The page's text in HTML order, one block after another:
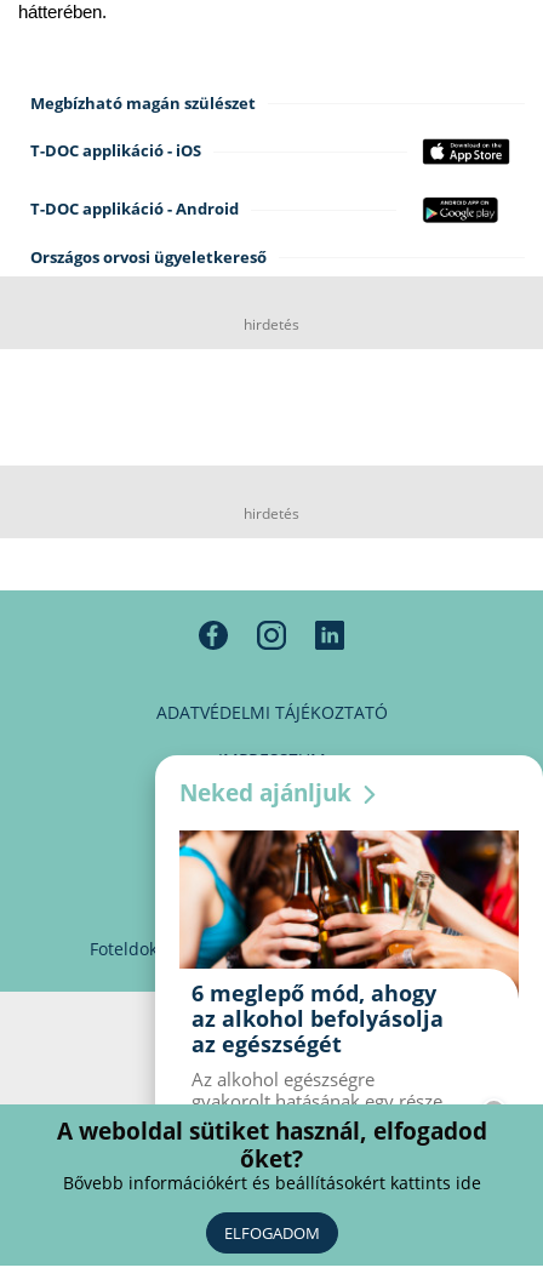
hátterében.
Megbízható magán szülészet
T-DOC applikáció - iOS
T-DOC applikáció - Android
Országos orvosi ügyeletkereső
hirdetés
hirdetés
ADATVÉDELMI TÁJÉKOZTATÓ
IMPRESSZUM
MÉDIAAJÁNLAT
PARTNEREINK
KAPCSOLAT
Foteldoki info@foteldoki.hu Süti beállítások
Neked ajánljuk
6 meglepő mód, ahogy
az alkohol befolyásolja
az egészségét
Az alkohol egészségre
gyakorolt ​​hatásának egy része
jól ismert, mások azonban
meglepők lehetnek. Van hat
kevésbé ismert hatás, amelyet
az alkohol gyakorol a
szervezetre.
A weboldal sütiket használ, elfogadod
őket?
Bővebb információkért és beállításokért kattints ide
ELFOGADOM